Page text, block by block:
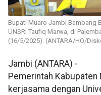
Bupati Muaro Jambi Bambang
UNSRI Taufiq Marwa, di
(16/5/2025). (ANTARA/HO/
Jambi (ANTARA) -
Pemerintah
kerjasama dengan